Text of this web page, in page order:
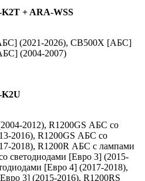
+ ARA-WSS
(2021-2026), CB500X [АБС]
(2004-2007)
K2U
2012), R1200GS АБС со
2016), R1200GS АБС со
2018), R1200R АБС c лампами
светодиодами [Евро 3] (2015-
[Евро 4] (2017-2018),
3] (2015-2016), R1200RS